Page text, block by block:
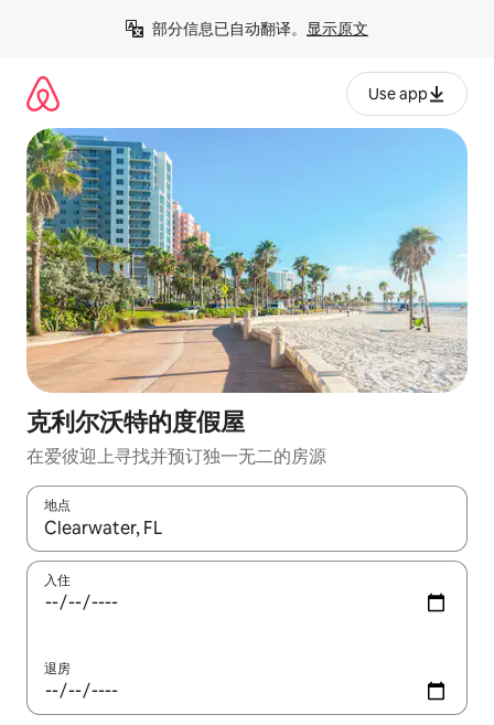
部分信息已自动翻译。 显示原文
Use app
克利尔沃特的度假屋
在爱彼迎上寻找并预订独一无二的房源
地点
如有搜索结果，请使用上下方向键查看，或通过点击或滑动手势
入住
退房